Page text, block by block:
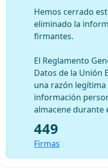
Hemos cerrado
eliminado la
firmantes.
El Reglamento
Datos de la Unión
una razón
información
almacene durante
449
Firmas